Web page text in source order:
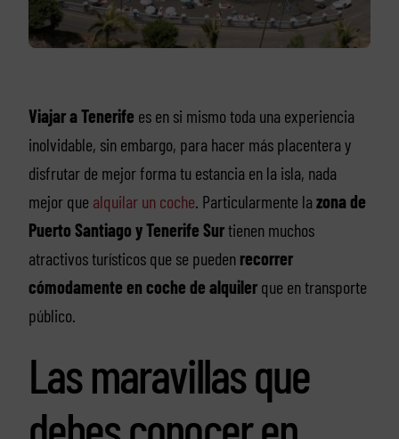
Viajar a Tenerife es en si mismo toda una experiencia
inolvidable, sin embargo, para hacer más placentera y
disfrutar de mejor forma tu estancia en la isla, nada
mejor que alquilar un coche. Particularmente la zona de
Puerto Santiago y Tenerife Surtienen muchos
atractivos turísticos que se pueden recorrer
cómodamente en coche de alquilerque en transporte
público.
Las maravillas que